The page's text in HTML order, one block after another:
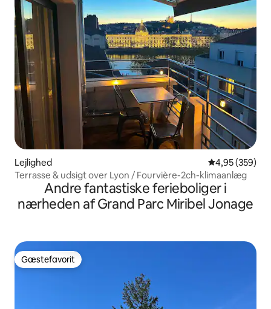
Lejlighed 4,95 ud af 5 i
4,95 (359)
Terrasse & udsigt over Lyon / Fourvière-2ch-klimaanlæg
Andre fantastiske ferieboliger i
nærheden af Grand Parc Miribel Jonage
Gæstefavorit
Gæstefavorit